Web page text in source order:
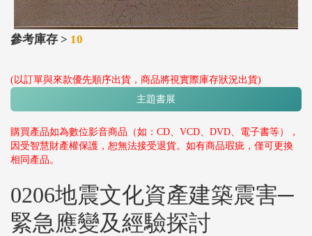
參考庫存 > 10
(以訂單與來款優先順序出貨，商品將視實際庫存狀況出貨)
主題書展
購買產品如為數位影音商品（如：CD、VCD、DVD、電子書等），
因受智慧財產權保護，恕無法接受退貨。如有商品瑕疵，僅可更換
相同產品。
0206地震文化資產建築震害─
緊急應變及經驗探討